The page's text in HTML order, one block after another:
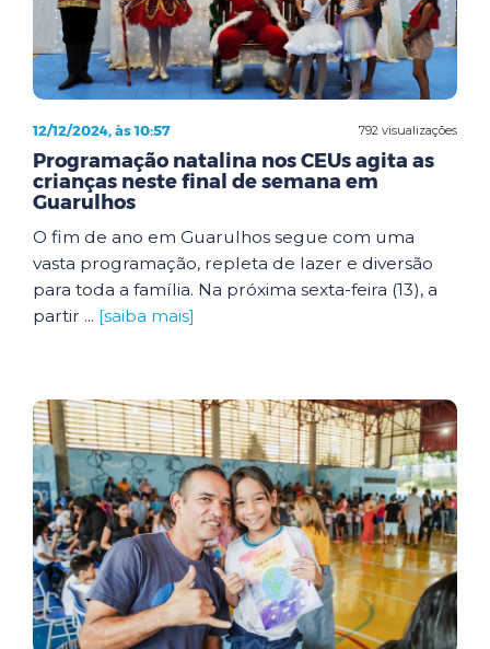
792 visualizações
12/12/2024, às 10:57
Programação natalina nos CEUs agita as
crianças neste final de semana em
Guarulhos
O fim de ano em Guarulhos segue com uma
vasta programação, repleta de lazer e diversão
para toda a família. Na próxima sexta-feira (13), a
partir ... [saiba mais]